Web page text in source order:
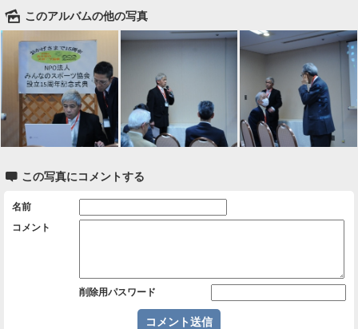
🌄 このアルバムの他の写真
 この写真にコメントする
名前
コメント
削除用パスワード